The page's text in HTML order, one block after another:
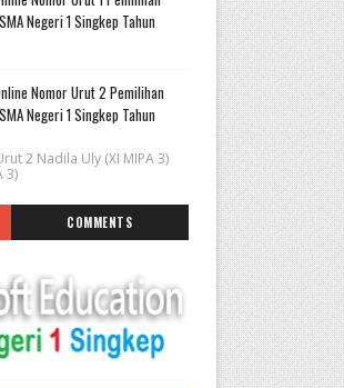
Negeri 1 Singkep Tahun
Nomor Urut 2 Pemilihan
Negeri 1 Singkep Tahun
2 Nadila Uly (XI MIPA 3)
3)
COMMENTS